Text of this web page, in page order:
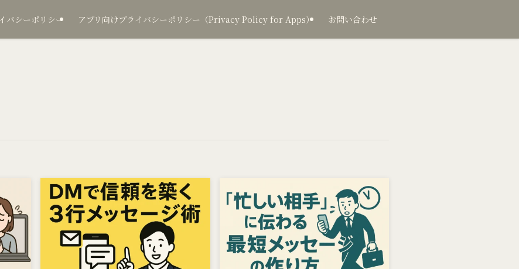
バシーポリシー アプリ向けプライバシーポリシー（Privacy Policy for Apps） お問い合わせ